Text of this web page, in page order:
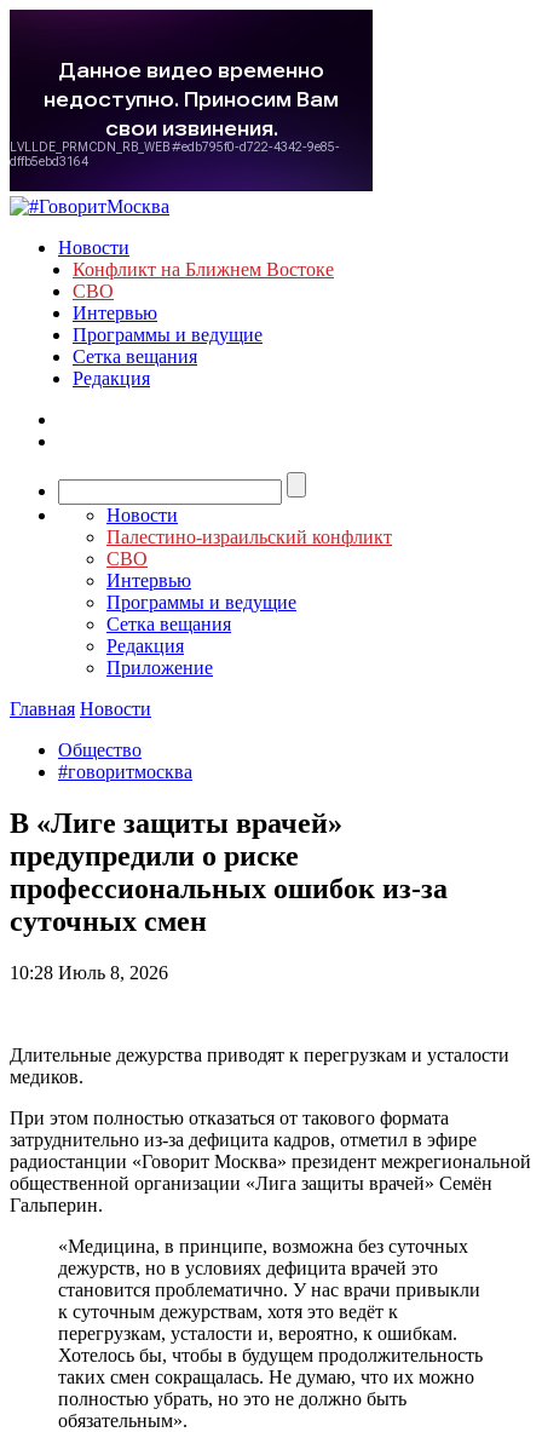
Новости
Конфликт на Ближнем Востоке
СВО
Интервью
Программы и ведущие
Сетка вещания
Редакция
Новости
Палестино-израильский конфликт
СВО
Интервью
Программы и ведущие
Сетка вещания
Редакция
Приложение
Главная Новости
Общество
#говоритмосква
В «Лиге защиты врачей»
предупредили о риске
профессиональных ошибок из-за
суточных смен
10:28 Июль 8, 2026
Длительные дежурства приводят к перегрузкам и усталости
медиков.
При этом полностью отказаться от такового формата
затруднительно из-за дефицита кадров, отметил в эфире
радиостанции «Говорит Москва» президент межрегиональной
общественной организации «Лига защиты врачей» Семён
Гальперин.
«Медицина, в принципе, возможна без суточных
дежурств, но в условиях дефицита врачей это
становится проблематично. У нас врачи привыкли
к суточным дежурствам, хотя это ведёт к
перегрузкам, усталости и, вероятно, к ошибкам.
Хотелось бы, чтобы в будущем продолжительность
таких смен сокращалась. Не думаю, что их можно
полностью убрать, но это не должно быть
обязательным».